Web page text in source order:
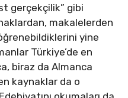
gerçekçilik” gibi
makalelerden
yine
Türkiye’de en
biraz da Almanca
kaynaklar da o